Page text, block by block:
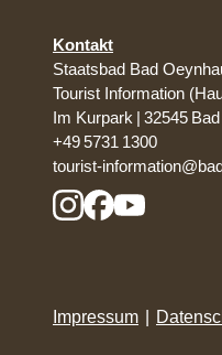
Kontakt
Staatsbad Bad
Tourist Information
Im Kurpark | 32545
+49 5731 1300
tourist-
Impressum